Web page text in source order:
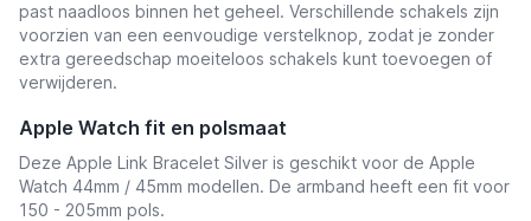
past naadloos binnen het geheel. Verschillende schakels zijn
voorzien van een eenvoudige verstelknop, zodat je zonder
extra gereedschap moeiteloos schakels kunt toevoegen of
verwijderen.
Apple Watch fit en polsmaat
Deze Apple Link Bracelet Silver is geschikt voor de Apple
Watch 44mm / 45mm modellen. De armband heeft een fit voor
150 - 205mm pols.